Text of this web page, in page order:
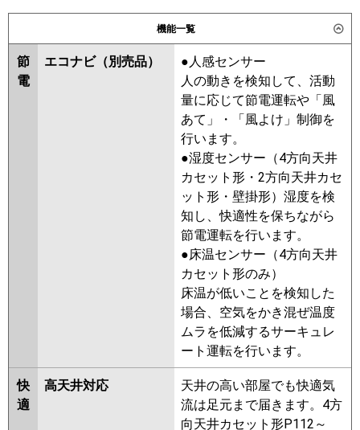
GUSB16014P1MUB
三菱電機 PLZX-HRMP160H6 PLZX-
HRMP160HFG6 PLZX-
HRMP160HBF6 PLZX-
HRMP160HF6 PLZX-
ERMP160HLE6
PLZX-
ERMP160HE6 PLZX-ERMP160H6
RCI-GP160RHNP6
RCI-
GP160RSHP12
FDTV1606HP6SA-rak
FDTV1606HP6SA-airf
FDTV1606HP6SA
FDTV1606HP6SA-osj
PA-P160U7KDNC PA-
P160U7KDNCX PA-P160U7KDC
PA-P160U7HDNC PA-
P160U7HDNCX PA-P160U7HDC
SZRC160BCND
東芝 GUHB16011MUB GUHB16011XU
GUEB16011XU GUEB16011MUB
GUSB16014MUB GUSB16014XU
GUSB16014PMUB
GUSB16014PXU
RUSB16034XU RUHB16031MUB
RUEB16031MUB RUSB16033MUB
RUHB16031MU RUHB16031XU
RUEB16031XU RUEB16031MU
RUSB16033XU RUSB16033MU
RUEB16031M RUEB16031X
RUHB16031M RUHB16031X
AUHB16074M AUHB16074M-R
AUHB16074X
AUHB16074X-R
RUSB16033M RUSB16033X
AUEB16077X AUEB16077M
AUSB16077M AUSB16077X
三菱電機 PLZX-HRMP160HF5 PLZX-
HRMP160H5 PLZX-
機能一覧
節
電
エコナビ（別売品）
●人感センサー
人の動きを検知して、活動
量に応じて節電運転や「風
あて」・「風よけ」制御を
行います。
●湿度センサー（4方向天井
カセット形・2方向天井カセ
ット形・壁掛形）湿度を検
知し、快適性を保ちながら
節電運転を行います。
●床温センサー（4方向天井
カセット形のみ）
床温が低いことを検知した
場合、空気をかき混ぜ温度
ムラを低減するサーキュレ
ート運転を行います。
快
適
高天井対応
天井の高い部屋でも快適気
流は足元まで届きます。4方
向天井カセット形P112～